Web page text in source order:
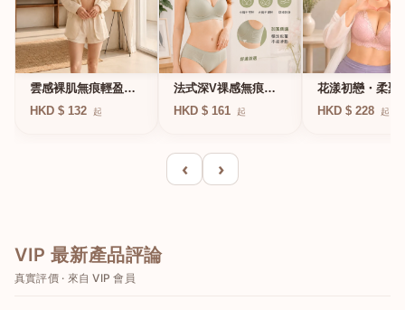
雲感裸肌無痕輕盈無
鋼圈內衣
HKD $ 132 起
法式深V祼感無痕果
凍軟支撐條無鋼圈內
HKD $ 161 起
花漾初戀・柔聚
圈蕾絲內衣
HKD $ 228 起
‹ ›
VIP 最新產品評論
真實評價 · 來自 VIP 會員